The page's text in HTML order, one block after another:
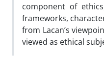
component of
frameworks,
from Lacan’s
viewed as ethical